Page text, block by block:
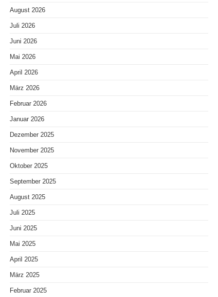
August 2026
Juli 2026
Juni 2026
Mai 2026
April 2026
März 2026
Februar 2026
Januar 2026
Dezember 2025
November 2025
Oktober 2025
September 2025
August 2025
Juli 2025
Juni 2025
Mai 2025
April 2025
März 2025
Februar 2025